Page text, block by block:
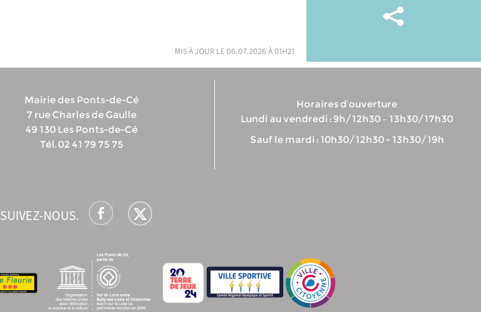
mis à jour le 06.07.2026 à 01h21
Mairie des Ponts-de-Cé
7 rue Charles de Gaulle
49 130 Les Ponts-de-Cé
Tél. 02 41 79 75 75
Horaires d’ouverture
Lundi au vendredi : 9h/12h30 – 13h30/17h30
Sauf le mardi : 10h30/12h30 - 13h30/19h
SUIVEZ-NOUS.